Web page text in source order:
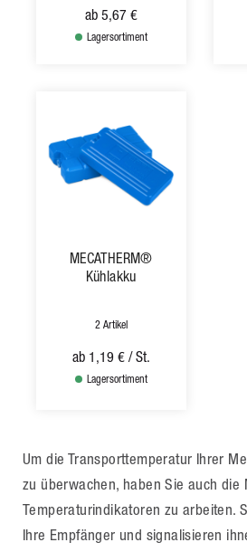
ab 5,67 €
Lagersortiment
MECATHERM®
Kühlakku
2 Artikel
ab 1,19 € / St.
Lagersortiment
Um die Transporttemperatur Ihrer
zu überwachen, haben Sie auch die
Temperaturindikatoren zu arbeiten.
Ihre Empfänger und signalisieren